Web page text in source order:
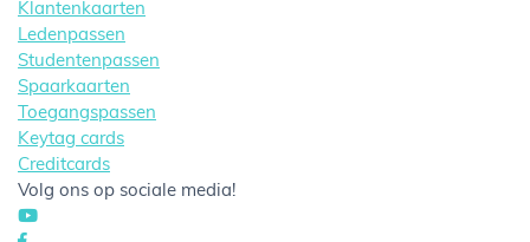
Klantenkaarten
Ledenpassen
Studentenpassen
Spaarkaarten
Toegangspassen
Keytag cards
Creditcards
Volg ons op sociale media!